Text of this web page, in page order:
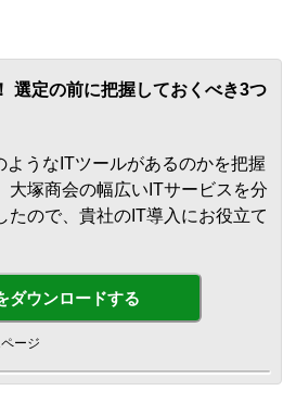
選定の前に把握しておくべき3つ
ようなITツールがあるのかを把握
大塚商会の幅広いITサービスを分
たので、貴社のIT導入にお役立て
ダウンロードする
ージ